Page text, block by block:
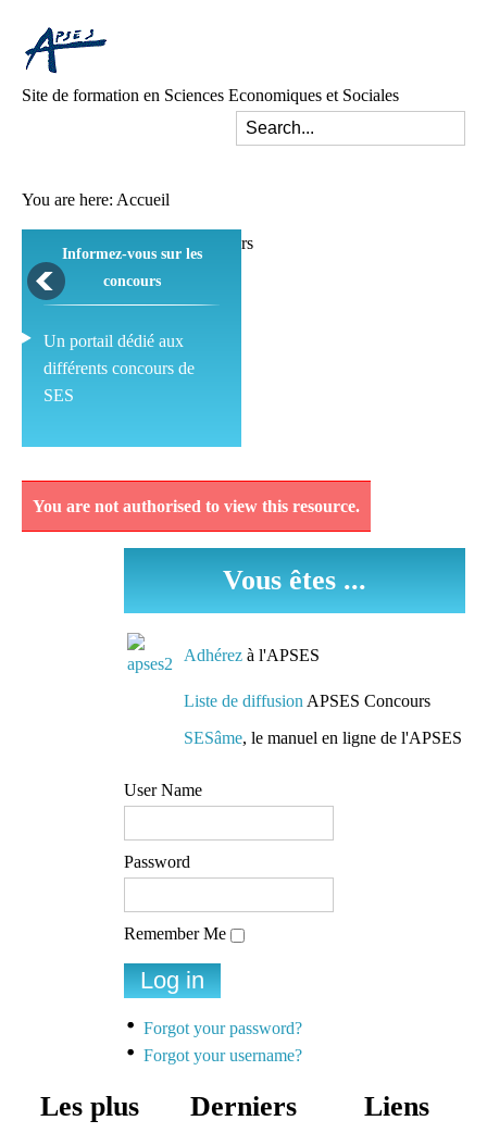
Site de formation en Sciences Economiques et Sociales
You are here: Accueil
Informez-vous sur les
concours
Un portail dédié aux
différents concours de
SES
Découvrez et analysez
mises en oeuvre dans les
des conseils de lecture
diffusion
Une liste de diffusion
dédiée à la préparation
des concours pour
Espace dédié aux tuteurs
You are not authorised to view this resource.
Vous êtes ...
Adhérez à l'APSES
Liste de diffusion APSES Concours
SESâme, le manuel en ligne de l'APSES
User Name
Password
Remember Me
Forgot your password?
Forgot your username?
Les plus
Derniers
Liens